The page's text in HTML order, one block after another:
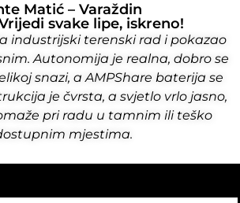
Matić – Varaždin
Vrijedi svake lipe, iskreno!
industrijski terenski rad i pokazao
Autonomija je realna, dobro se
snazi, a AMPShare baterija se
je čvrsta, a svjetlo vrlo jasno,
pri radu u tamnim ili teško
mjestima.